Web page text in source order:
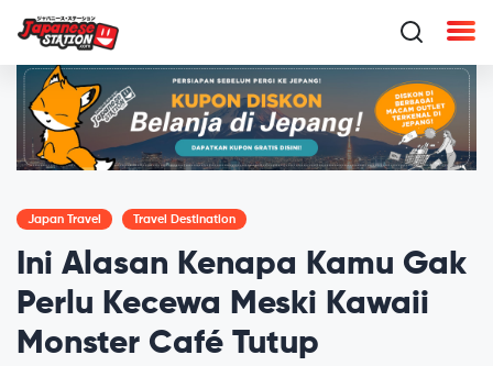
Japan Travel Travel Destination
Ini Alasan Kenapa Kamu Gak
Perlu Kecewa Meski Kawaii
Monster Café Tutup